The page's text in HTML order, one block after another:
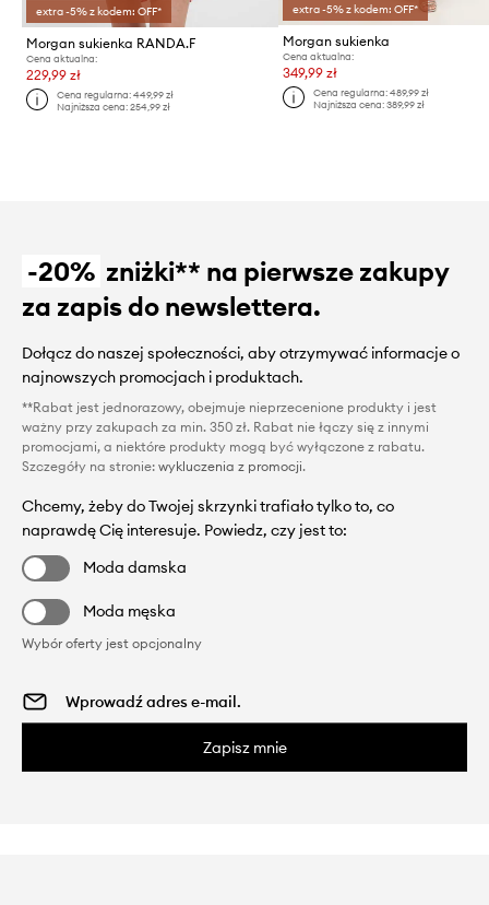
extra -5% z kodem: OFF*
Morgan sukienka RANDA.F
Cena aktualna:
229,99 zł
Cena regularna:449,99 zł
Najniższa cena:254,99 zł
extra -5% z kodem: OFF*
Morgan sukienka
Cena aktualna:
349,99 zł
Cena regularna: 489,99 zł
Najniższa cena: 389,99 zł
-20% zniżki** na pierwsze zakupy
za zapis do newslettera.
Dołącz do naszej społeczności, aby otrzymywać informacje o
najnowszych promocjach i produktach.
**Rabat jest jednorazowy, obejmuje nieprzecenione produkty i jest
ważny przy zakupach za min. 350 zł. Rabat nie łączy się z innymi
promocjami, a niektóre produkty mogą być wyłączone z rabatu.
Szczegóły na stronie: wykluczenia z promocji.
Chcemy, żeby do Twojej skrzynki trafiało tylko to, co
naprawdę Cię interesuje. Powiedz, czy jest to:
Moda damska
Moda męska
Wybór oferty jest opcjonalny
Zapisz mnie